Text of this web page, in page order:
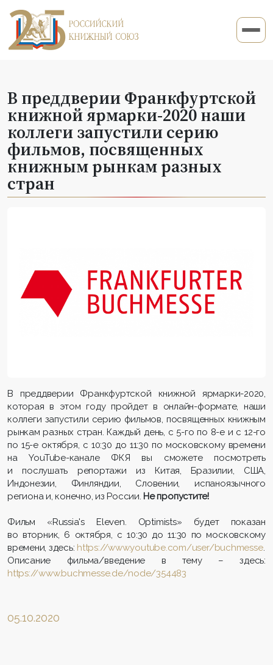
В преддверии Франкфуртской
книжной ярмарки-2020 наши
коллеги запустили серию
фильмов, посвященных
книжным рынкам разных
стран
В преддверии Франкфуртской книжной ярмарки-2020,
которая в этом году пройдет в онлайн-формате, наши
коллеги запустили серию фильмов, посвященных книжным
рынкам разных стран. Каждый день, с 5-го по 8-е и с 12-го
по 15-е октября, с 10:30 до 11:30 по московскому времени
на YouTube-канале ФКЯ вы сможете посмотреть
и послушать репортажи из Китая, Бразилии, США,
Индонезии, Финляндии, Словении, испаноязычного
региона и, конечно, из России. Не пропустите!
Фильм «Russia's Eleven. Optimists» будет показан
во вторник, 6 октября, с 10:30 до 11:30 по московскому
времени, здесь: https://www.youtube.com/user/buchmesse.
Описание фильма/введение в тему – здесь:
https://www.buchmesse.de/node/354483
05.10.2020